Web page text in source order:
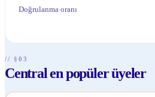
Doğrulanma oranı
// §03
Central en popüler üyeler